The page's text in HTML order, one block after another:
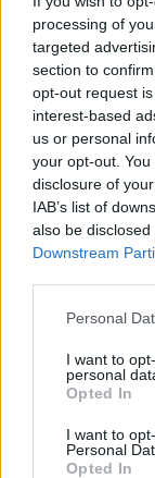
processing of
targeted
section to
opt-out request
interest-based
us or personal
your opt-out.
disclosure of
IAB’s list of
also be
Downstream
Please note that
not limited to
grant or deny
use your data
consent section.
Personal
I want to
personal
Opted In
I want to
Personal
Opted In
Up Stories
Η ομάδα Up
συνεργάτη
Τσάκα, Έφεδρο
και ιδρυτή
τις γνώσεις
πυροβολείων
σημασία του
υλικού της
ιστόριος από
Δείτε το βίντεο: